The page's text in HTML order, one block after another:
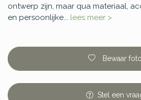
ontwerp zijn, maar qua materiaal,
en persoonlijke... lees meer >
Bewaar foto
Stel een